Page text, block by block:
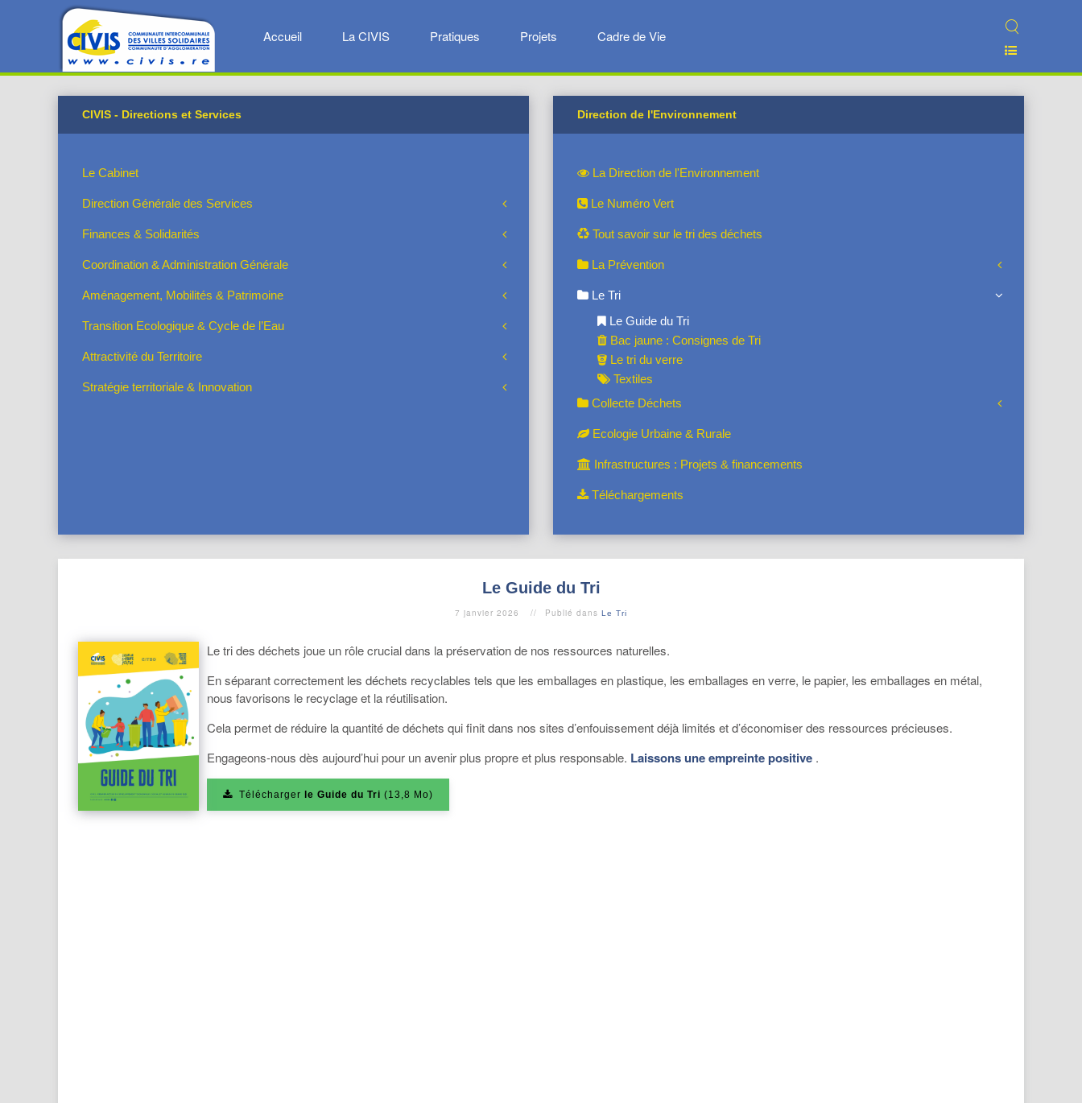
Accueil La CIVIS Pratiques Projets Cadre de Vie
CIVIS - Directions et Services
Le Cabinet
Direction Générale des Services
Finances & Solidarités
Coordination & Administration Générale
Aménagement, Mobilités & Patrimoine
Transition Ecologique & Cycle de l’Eau
Attractivité du Territoire
Stratégie territoriale & Innovation
Direction de l'Environnement
La Direction de l'Environnement
Le Numéro Vert
Tout savoir sur le tri des déchets
La Prévention
Le Tri
Le Guide du Tri
Bac jaune : Consignes de Tri
Le tri du verre
Textiles
Collecte Déchets
Ecologie Urbaine & Rurale
Infrastructures : Projets & financements
Téléchargements
Le Guide du Tri
7 janvier 2026 Publié dans Le Tri
Le tri des déchets joue un rôle crucial dans la préservation de nos ressources naturelles.
En séparant correctement les déchets recyclables tels que les emballages en plastique, les emballages en verre, le papier, les emballages en métal,
nous favorisons le recyclage et la réutilisation.
Cela permet de réduire la quantité de déchets qui finit dans nos sites d’enfouissement déjà limités et d’économiser des ressources précieuses.
Engageons-nous dès aujourd’hui pour un avenir plus propre et plus responsable. Laissons une empreinte positive .
Télécharger le Guide du Tri (13,8 Mo)